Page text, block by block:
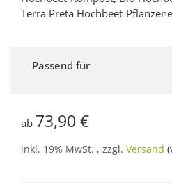
Terra Preta Hochbeet-
Passend für
ab 73,90 €
inkl. 19% MwSt. , zzgl. Versand